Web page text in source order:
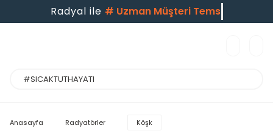
Radyal ile # Uzman Müşteri Temsi
Anasayfa Radyatörler Köşk